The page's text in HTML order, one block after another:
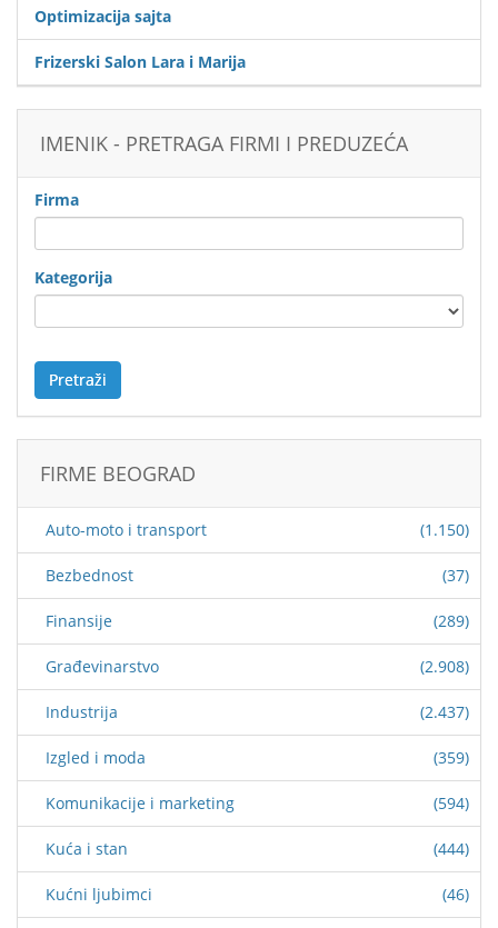
Optimizacija sajta
Frizerski Salon Lara i Marija
IMENIK - PRETRAGA FIRMI I PREDUZEĆA
Firma
Kategorija
Pretraži
FIRME BEOGRAD
Auto-moto i transport (1.150)
Bezbednost (37)
Finansije (289)
Građevinarstvo (2.908)
Industrija (2.437)
Izgled i moda (359)
Komunikacije i marketing (594)
Kuća i stan (444)
Kućni ljubimci (46)